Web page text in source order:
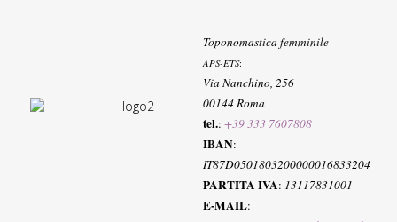
Toponomastica femminile
APS-ETS:
Via Nanchino, 256
00144 Roma
tel.:+39 333 7607808
IBAN:
IT87D0501803200000016833204
PARTITA IVA: 13117831001
E-MAIL: